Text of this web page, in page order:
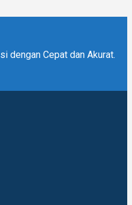
dengan Cepat dan Akurat.